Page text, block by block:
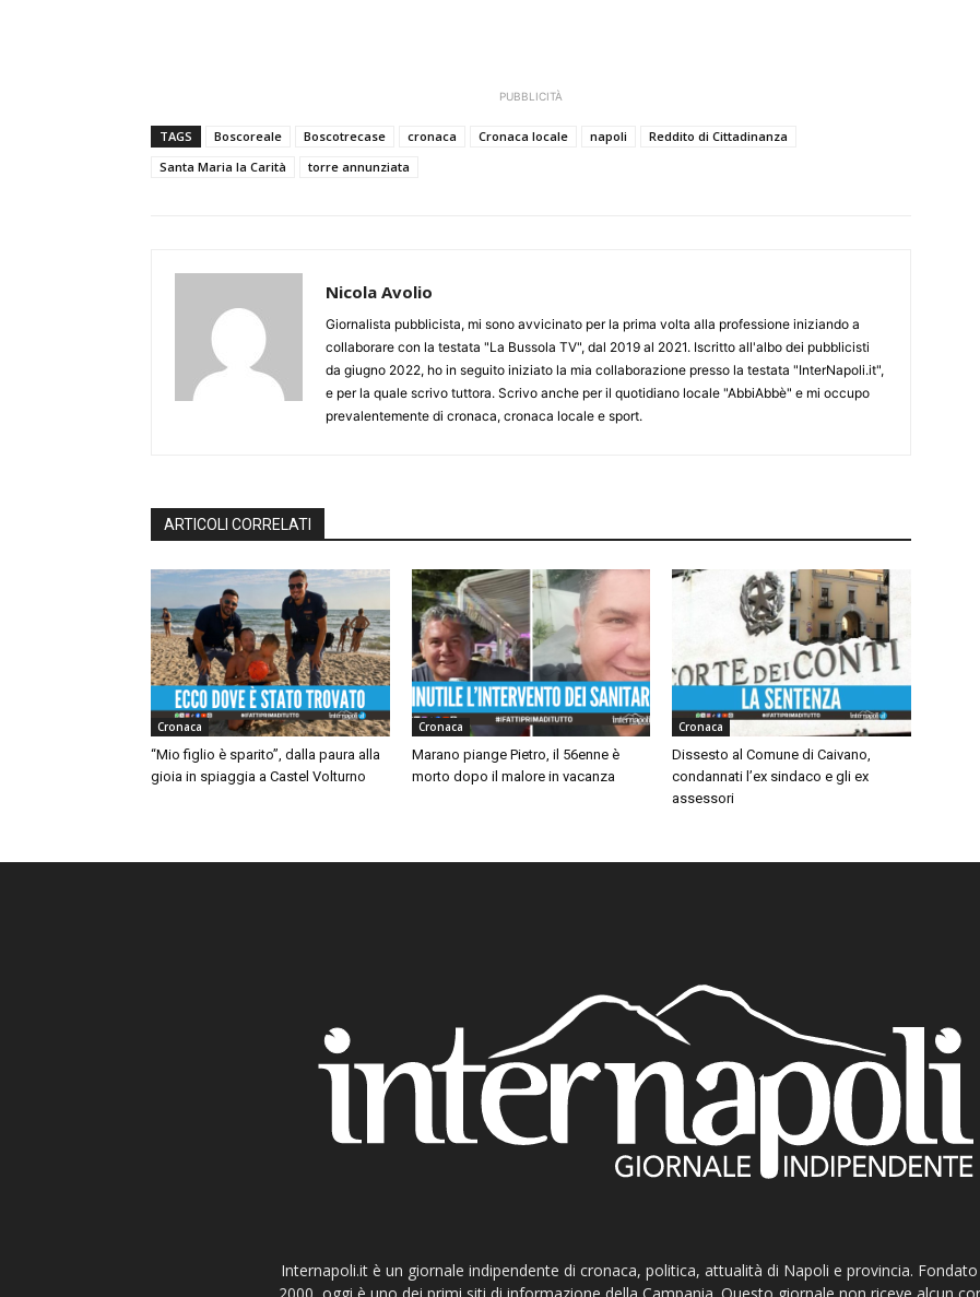
PUBBLICITÀ
TAGS Boscoreale Boscotrecase cronaca Cronaca locale napoli
Reddito di Cittadinanza
Santa Maria la Carità
torre annunziata
Nicola Avolio
Giornalista pubblicista, mi sono avvicinato per la prima volta alla professione iniziando a
collaborare con la testata "La Bussola TV", dal 2019 al 2021. Iscritto all'albo dei pubblicisti
da giugno 2022, ho in seguito iniziato la mia collaborazione presso la testata "InterNapoli.it",
e per la quale scrivo tuttora. Scrivo anche per il quotidiano locale "AbbiAbbè" e mi occupo
prevalentemente di cronaca, cronaca locale e sport.
ARTICOLI CORRELATI
Cronaca
“Mio figlio è sparito”, dalla paura alla
gioia in spiaggia a Castel Volturno
Cronaca
Marano piange Pietro, il 56enne è
morto dopo il malore in vacanza
Cronaca
Dissesto al Comune di Caivano,
condannati l’ex sindaco e gli ex
assessori
Internapoli.it è un giornale indipendente di cronaca, politica, attualità di Napoli e provincia.